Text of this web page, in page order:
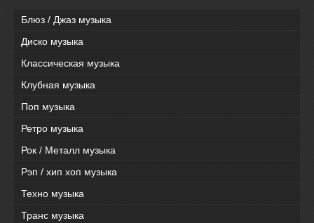
Блюз / Джаз музыка
Диско музыка
Классическая музыка
Клубная музыка
Поп музыка
Ретро музыка
Рок / Металл музыка
Рэп / хип хоп музыка
Техно музыка
Транс музыка